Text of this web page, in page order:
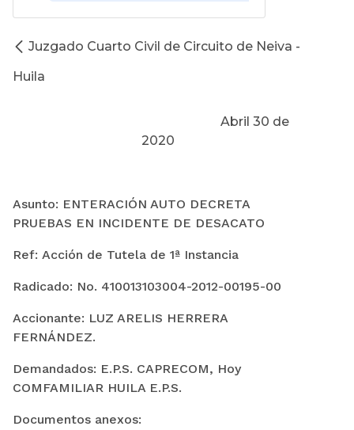
Juzgado Cuarto Civil de Circuito de Neiva -
Huila
Abril 30 de
2020
Asunto: ENTERACIÓN AUTO DECRETA
PRUEBAS EN INCIDENTE DE DESACATO
Ref: Acción de Tutela de 1ª Instancia
Radicado: No. 410013103004-2012-00195-00
Accionante: LUZ ARELIS HERRERA
FERNÁNDEZ.
Demandados: E.P.S. CAPRECOM, Hoy
COMFAMILIAR HUILA E.P.S.
Documentos anexos: